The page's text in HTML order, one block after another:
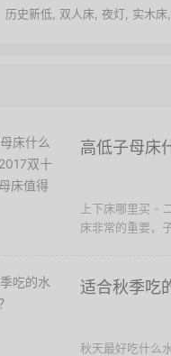
历史新低 双人床 夜灯 实木床
高低子母床
上下床哪里买 -
床非常的重要，
适合秋季吃
秋天最好吃什么